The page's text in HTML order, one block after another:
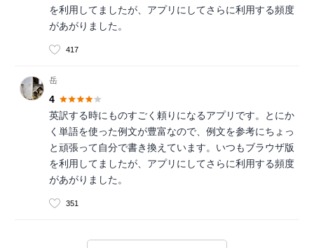
を利用してましたが、アプリにしてさらに利用する頻度
があがりました。
417
岳
4
英訳する時にものすごく頼りになるアプリです。とにか
く単語を使った例文が豊富なので、例文を参考にちょっ
と頑張って自分で書き換えています。いつもブラウザ版
を利用してましたが、アプリにしてさらに利用する頻度
があがりました。
351